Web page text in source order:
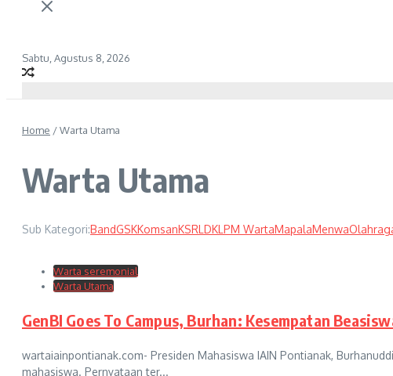
Sabtu, Agustus 8, 2026
Home /Warta Utama
Warta Utama
Sub Kategori:BandGSKKomsanKSRLDKLPM WartaMapalaMenwa
Warta seremonial
Warta Utama
GenBI Goes To Campus, Burhan: Kesempatan
wartaiainpontianak.com- Presiden Mahasiswa IAIN Pontianak,
mahasiswa. Pernyataan ter...